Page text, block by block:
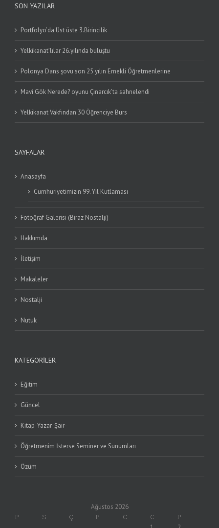
SON YAZILAR
Portfolyo’da Üst üste 3.Birincilik
Yelkikanat’lılar 26.yılında buluştu
Polonya Dans şovu son 25 yılın Emekli Öğretmenlerine
Mavi Gök Nerede? oyunu Çınarcık’ta sahnelendi
Yelkikanat Vakfından 30 Öğrenciye Burs
SAYFALAR
Anasayfa
Cumhuriyetimizin 99. Yıl Kutlaması
Fotoğraf Galerisi (Biraz Nostalji)
Hakkımda
İletişim
Makaleler
Nostalji
Nutuk
KATEGORILER
Eğitim
Güncel
Kitap-Yazar-Şair-
Öğretmenim İsterse Seminer ve Sunumları
Özüm
Ağustos 2026
P S Ç P C C P